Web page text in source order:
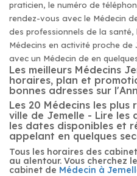
praticien, le numéro de
rendez-vous avec le Médecin
des professionnels de la
Médecins en activité proche de
avec un Médecin de en
Les meilleurs Médecins
horaires, plan et
bonnes adresses sur
Les 20 Médecins les plus
ville de Jemelle - Lire les
les dates disponibles et
appelant en quelques
Tous les horaires des
au alentour. Vous cherchez
cabinet de Médecin à